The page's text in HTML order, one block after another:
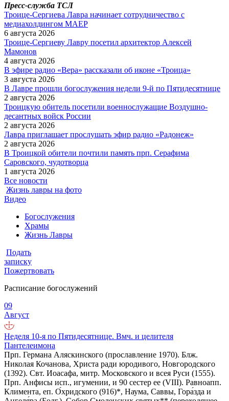
Пресс-служба ТСЛ
Троице-Сергиева Лавра начинает сотрудничество с
медиахолдингом МАЕР
6 августа 2026
Троице-Сергиеву Лавру посетил архитектор Алексей
Мамонов
4 августа 2026
В эфире радио «Вера» рассказали об иконе «Троица»
3 августа 2026
В Лавре прошли богослужения недели 9-й по Пятидесятнице
2 августа 2026
Троицкую обитель посетили военнослужащие Воздушно-
десантных войск России
2 августа 2026
Лавра приглашает прослушать эфир радио «Радонеж»
2 августа 2026
В Троицкой обители почтили память прп. Серафима
Саровского, чудотворца
1 августа 2026
Все новости
Жизнь лавры на фото
Видео
Богослужения
Храмы
Жизнь Лавры
Подать
записку
Пожертвовать
Расписание богослужений
09
Август
Неделя 10-я по Пятидесятнице. Вмч. и целителя
Пантелеимона
Прп. Германа Аляскинского (прославление 1970). Блж.
Николая Кочанова, Христа ради юродивого, Новгородского
(1392). Свт. Иоасафа, митр. Московского и всея Руси (1555).
Прп. Анфисы исп., игумении, и 90 сестер ее (VIII). Равноапп.
Климента, еп. О́хридского (916)*, Наума, Саввы, Гора́зда и